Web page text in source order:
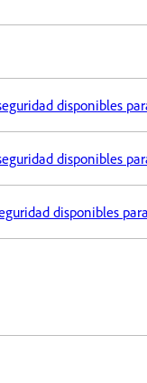
disponibles
disponibles
disponibles